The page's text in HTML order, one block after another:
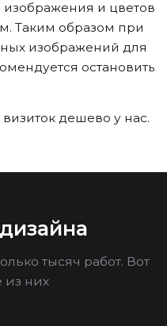
изображения и цветов
Таким образом при
изображений для
остановить
дешево у нас.
тысяч работ. Вот
из них